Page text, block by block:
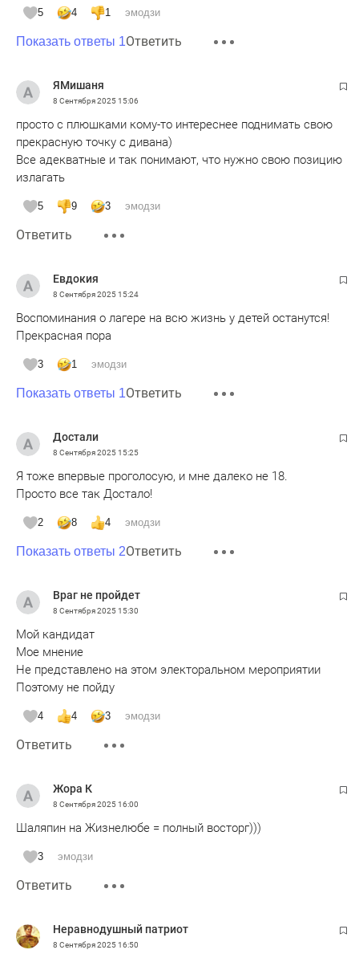
5 4 1 эмодзи
Показать ответы 1Ответить
ЯМишаня
8 Сентября 202515:06
просто с плюшками кому-то интереснее поднимать свою
прекрасную точку с дивана)
Все адекватные и так понимают, что нужно свою позицию
излагать
5 9 3 эмодзи
Ответить
Евдокия
8 Сентября 202515:24
Воспоминания о лагере на всю жизнь у детей останутся!
Прекрасная пора
3 1 эмодзи
Показать ответы 1Ответить
Достали
8 Сентября 202515:25
Я тоже впервые проголосую, и мне далеко не 18.
Просто все так Достало!
2 8 4 эмодзи
Показать ответы 2Ответить
Враг не пройдет
8 Сентября 202515:30
Мой кандидат
Мое мнение
Не представлено на этом электоральном мероприятии
Поэтому не пойду
4 4 3 эмодзи
Ответить
Жора К
8 Сентября 202516:00
Шаляпин на Жизнелюбе = полный восторг)))
3 эмодзи
Ответить
Неравнодушный патриот
8 Сентября 202516:50